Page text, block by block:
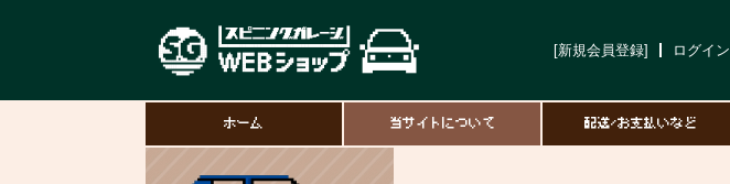
[新規会員登録] ログイン
ホーム 当サイトについて 配送/お支払いなど